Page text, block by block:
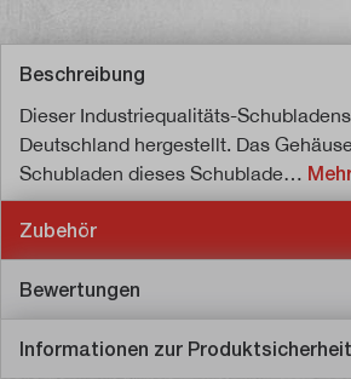
Beschreibung
Dieser Industriequalitäts-
Deutschland hergestellt. Das
Schubladen dieses Schublade…
Zubehör
Bewertungen
Informationen zur Produktsicherheit